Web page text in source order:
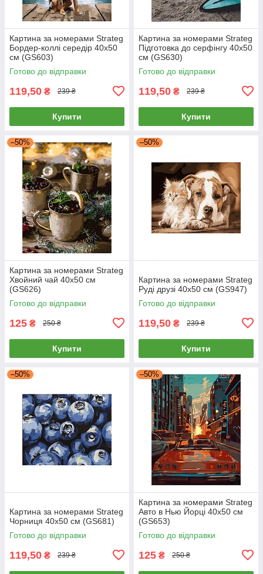
Картина за номерами Strateg
Бордер-коллі середір 40х50
см (GS603)
Готово до відправки
119,50 ₴ 239 ₴
Купити
Картина за номерами Strateg
Підготовка до серфінгу 40х50
см (GS630)
Готово до відправки
119,50 ₴ 239 ₴
Купити
–50%
Картина за номерами Strateg
Хвойний чай 40х50 см
(GS626)
Готово до відправки
125 ₴ 250 ₴
Купити
–50%
Картина за номерами Strateg
Руді друзі 40х50 см (GS947)
Готово до відправки
119,50 ₴ 239 ₴
Купити
–50%
Картина за номерами Strateg
Чорниця 40х50 см (GS681)
Готово до відправки
119,50 ₴ 239 ₴
–50%
Картина за номерами Strateg
Авто в Нью Йорці 40х50 см
(GS653)
Готово до відправки
125 ₴ 250 ₴